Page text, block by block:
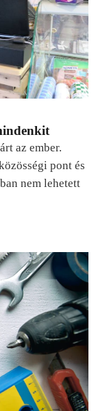
az ember.
pont és
nem lehetett